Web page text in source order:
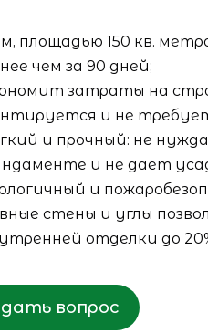
площадью 150 кв.
чем за 90 дней;
затраты на
и не
и прочный: не
и не дает
и
стены и углы
отделки до
вопрос